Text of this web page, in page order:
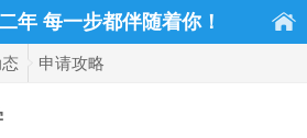
年 每一步都伴随着你！
申请攻略